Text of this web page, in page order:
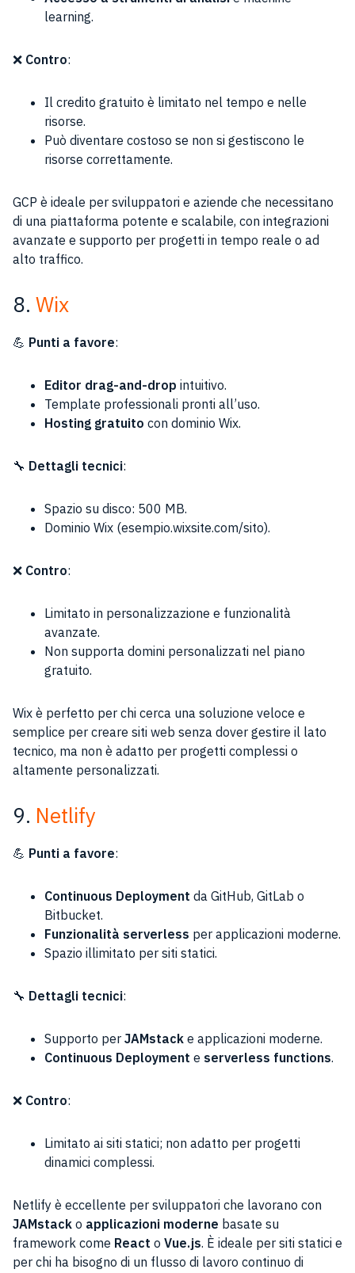
learning.
❌ Contro:
Il credito gratuito è limitato nel tempo e nelle
risorse.
Può diventare costoso se non si gestiscono le
risorse correttamente.
GCP è ideale per sviluppatori e aziende che necessitano
di una piattaforma potente e scalabile, con integrazioni
avanzate e supporto per progetti in tempo reale o ad
alto traffico.
8. Wix
💪 Punti a favore:
Editor drag-and-drop intuitivo.
Template professionali pronti all’uso.
Hosting gratuito con dominio Wix.
🔧 Dettagli tecnici:
Spazio su disco: 500 MB.
Dominio Wix (esempio.wixsite.com/sito).
❌ Contro:
Limitato in personalizzazione e funzionalità
avanzate.
Non supporta domini personalizzati nel piano
gratuito.
Wix è perfetto per chi cerca una soluzione veloce e
semplice per creare siti web senza dover gestire il lato
tecnico, ma non è adatto per progetti complessi o
altamente personalizzati.
9. Netlify
💪 Punti a favore:
Continuous Deployment da GitHub, GitLab o
Bitbucket.
Funzionalità serverless per applicazioni moderne.
Spazio illimitato per siti statici.
🔧 Dettagli tecnici:
Supporto per JAMstack e applicazioni moderne.
Continuous Deployment e serverless functions.
❌ Contro:
Limitato ai siti statici; non adatto per progetti
dinamici complessi.
Netlify è eccellente per sviluppatori che lavorano con
JAMstack o applicazioni moderne basate su
framework come React o Vue.js. È ideale per siti statici e
per chi ha bisogno di un flusso di lavoro continuo di